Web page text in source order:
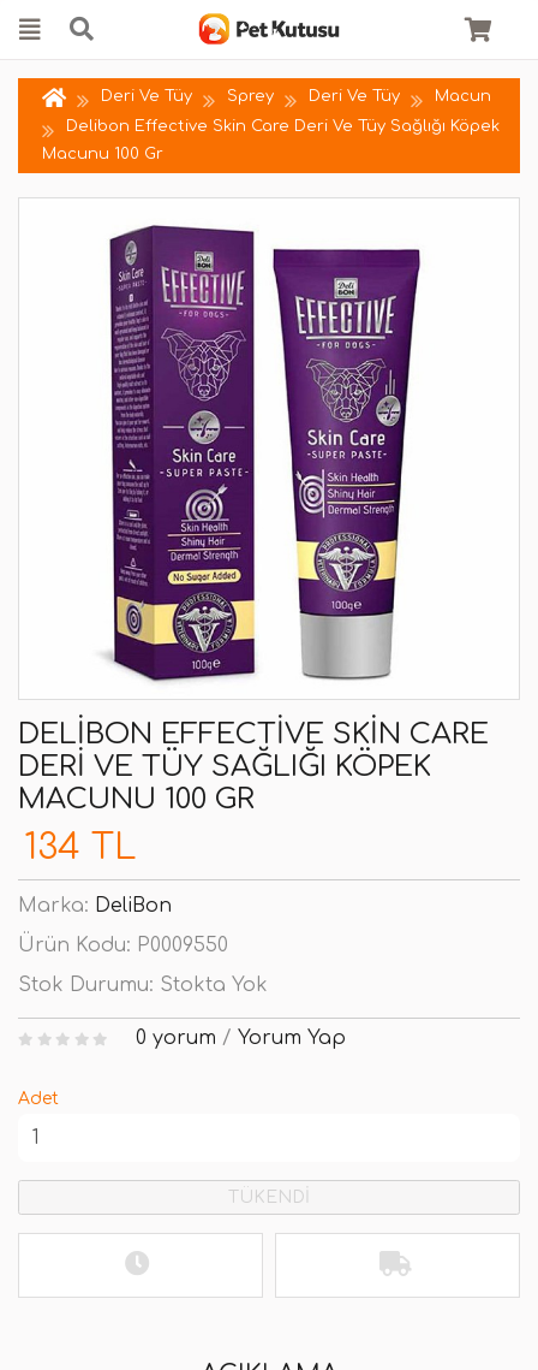
Deri Ve Tüy Sprey Deri Ve Tüy
Macun
Delibon Effective Skin Care Deri Ve Tüy Sağlığı Köpek
Macunu 100 Gr
DELIBON EFFECTIVE SKIN CARE
DERI VE TÜY SAĞLIĞI KÖPEK
MACUNU 100 GR
134 TL
Marka: DeliBon
Ürün Kodu: P0009550
Stok Durumu: Stokta Yok
0 yorum / Yorum Yap
Adet
TÜKENDİ